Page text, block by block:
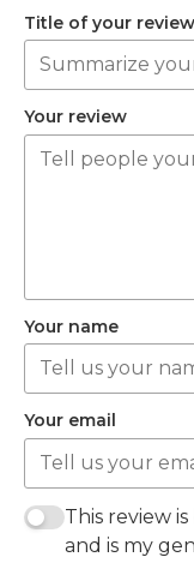
Title of your review
Your review
Your name
Your email
This review
and is my